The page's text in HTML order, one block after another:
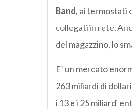
Band, ai termostati
collegati in rete.
del magazzino, lo
E’ un mercato
263 miliardi di
i 13 e i 25 miliardi